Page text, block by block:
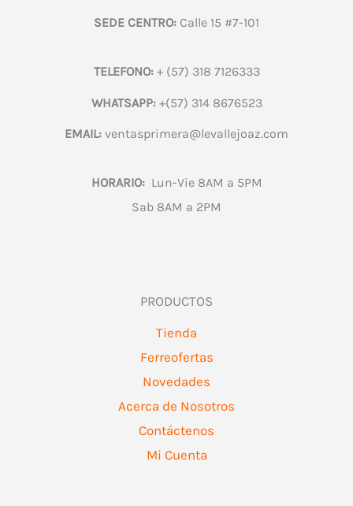
SEDE CENTRO: Calle 15 #7-101
TELEFONO:+ (57) 318 7126333
WHATSAPP:+(57) 314 8676523
EMAIL: ventasprimera@levallejoaz.com
HORARIO:Lun-Vie 8AM a 5PM
Sab 8AM a 2PM
PRODUCTOS
Tienda
Ferreofertas
Novedades
Acerca de Nosotros
Contáctenos
Mi Cuenta